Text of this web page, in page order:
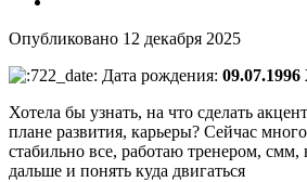
Опубликовано 12 декабря 2025
Дата рождения: 09.07.1996
Хотела бы узнать, на что сделать
плане развития, карьеры? Сейчас
стабильно все, работаю тренером, смм,
дальше и понять куда двигаться